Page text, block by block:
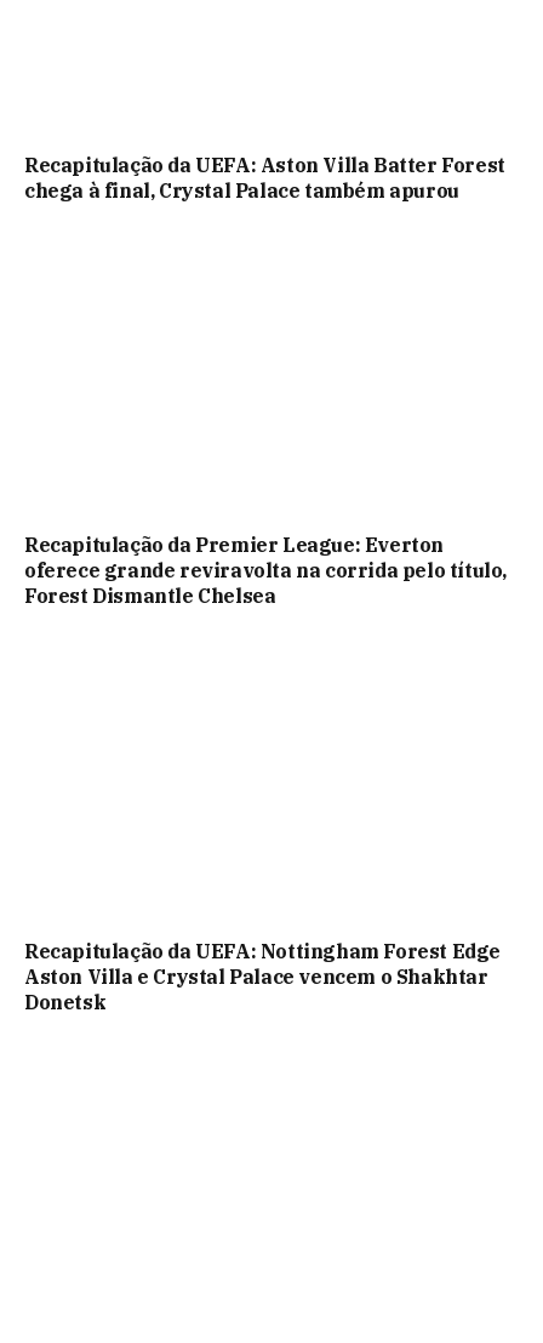
Recapitulação da UEFA: Aston Villa Batter Forest
chega à final, Crystal Palace também apurou
Recapitulação da Premier League: Everton
oferece grande reviravolta na corrida pelo título,
Forest Dismantle Chelsea
Recapitulação da UEFA: Nottingham Forest Edge
Aston Villa e Crystal Palace vencem o Shakhtar
Donetsk